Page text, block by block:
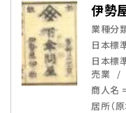
伊勢
業種分
日本標
日本標
売業
商人名
居所（